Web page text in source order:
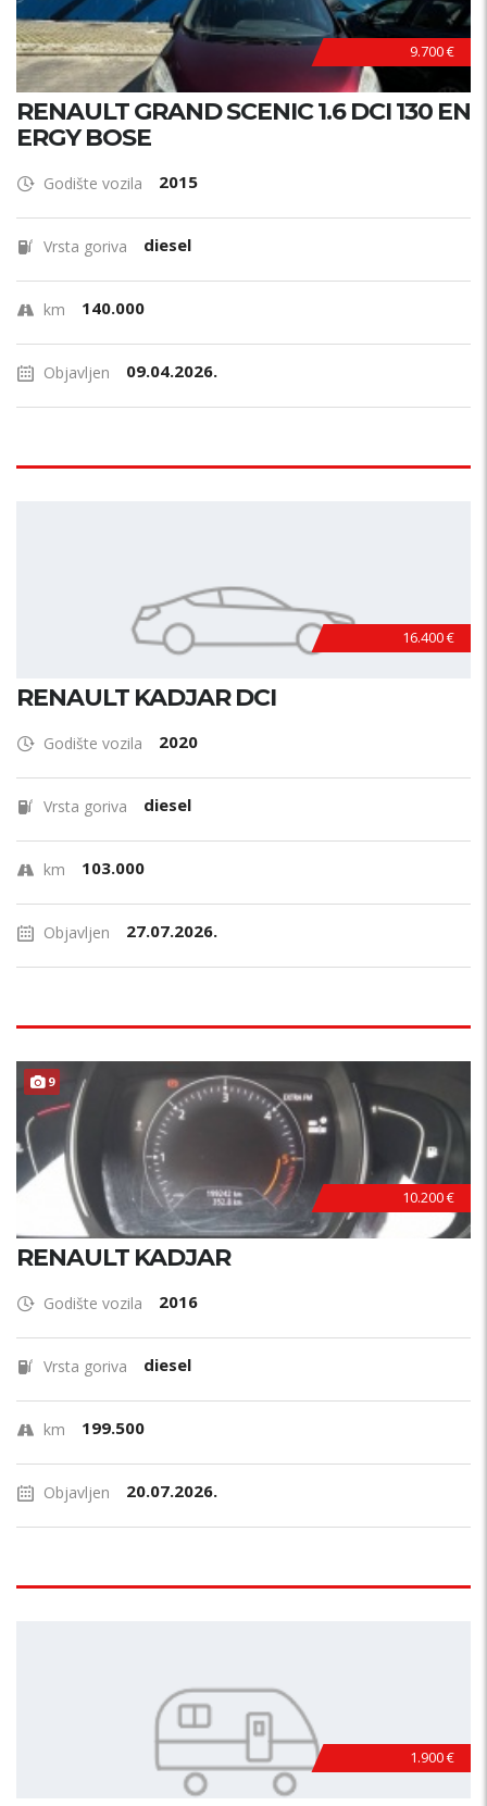
9.700 €
RENAULT GRAND SCENIC 1.6 DCI 130 EN
ERGY BOSE
Godište vozila 2015
Vrsta goriva diesel
km 140.000
Objavljen 09.04.2026.
16.400 €
RENAULT KADJAR DCI
Godište vozila 2020
Vrsta goriva diesel
km 103.000
Objavljen 27.07.2026.
9
10.200 €
RENAULT KADJAR
Godište vozila 2016
Vrsta goriva diesel
km 199.500
Objavljen 20.07.2026.
1.900 €